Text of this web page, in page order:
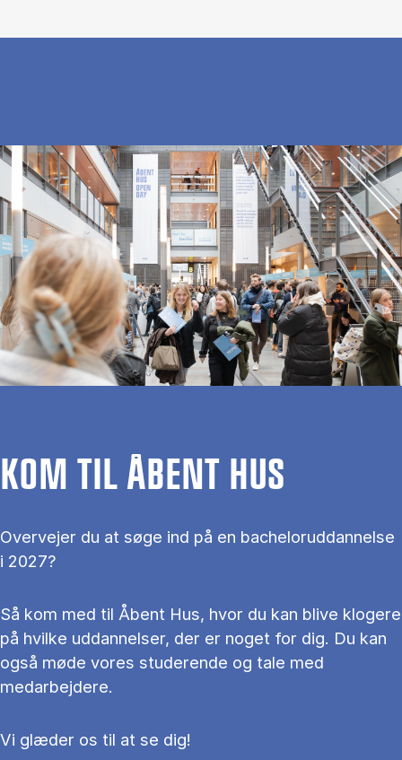
KOM TIL ÅBENT HUS
Overvejer du at søge ind på en bacheloruddannelse
i 2027?
Så kom med til Åbent Hus, hvor du kan blive klogere
på hvilke uddannelser, der er noget for dig. Du kan
også møde vores studerende og tale med
medarbejdere.
Vi glæder os til at se dig!